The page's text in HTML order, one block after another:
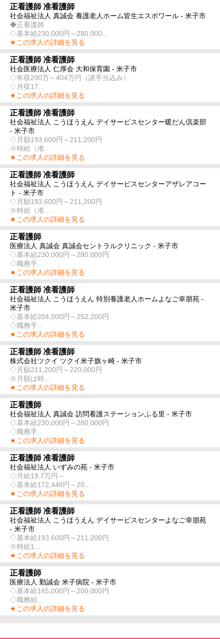
正看護師 准看護師
社会福祉法人 真誠会 養護老人ホーム皆生エスポワール - 米子市
◆正看護師
◇基本給230,000円～280,000...
★この求人の詳細を見る
正看護師 准看護師
社会医療法人 仁厚会 大和保育園 - 米子市
◇年収290万～404万円（諸手当込み）
◇月収17...
★この求人の詳細を見る
正看護師 准看護師
社会福祉法人 こうほうえん デイサービスセンター暖だん倶楽部
- 米子市
◇月額193,600円～211,200円
※時給（准...
★この求人の詳細を見る
正看護師 准看護師
社会福祉法人 こうほうえん デイサービスセンターアザレアコー
ト - 米子市
◇月額193,600円～211,200円
※時給（准...
★この求人の詳細を見る
正看護師
医療法人 真誠会 真誠会セントラルクリニック - 米子市
◇基本給230,000円～280,000円
◇職務手...
★この求人の詳細を見る
正看護師 准看護師
社会福祉法人 こうほうえん 特別養護老人ホームよなご幸朋苑 -
米子市
◇基本給204,000円～252,200円
◇職務手...
★この求人の詳細を見る
正看護師 准看護師
株式会社ツクイ ツクイ米子旗ヶ崎 - 米子市
◇月額211,200円～220,000円
※月額は時...
★この求人の詳細を見る
正看護師
社会福祉法人 真誠会 訪問看護ステーションふる里 - 米子市
◇基本給230,000円～280,000円
◇職務手...
★この求人の詳細を見る
正看護師 准看護師
社会福祉法人 いずみの苑 - 米子市
◇月給19.7万円～
◇基本給172,440円～20...
★この求人の詳細を見る
正看護師 准看護師
社会福祉法人 こうほうえん デイサービスセンターよなご幸朋苑
- 米子市
◇基本給193,600円～211,200円
※時給1...
★この求人の詳細を見る
正看護師
医療法人 勤誠会 米子病院 - 米子市
◇基本給165,000円～200,000円
◇職務給...
★この求人の詳細を見る